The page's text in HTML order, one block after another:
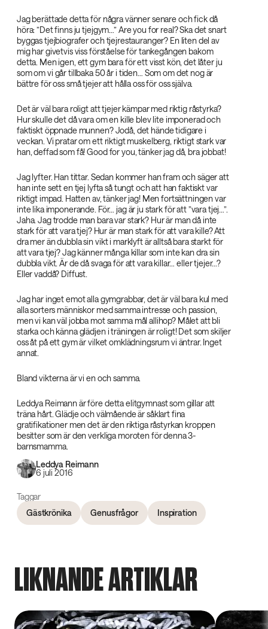
Jag berättade detta för några vänner senare och fick då
höra: ”Det finns ju tjejgym…” Are you for real? Ska det snart
byggas tjejbiografer och tjejrestauranger? En liten del av
mig har givetvis viss förståelse för tankegången bakom
detta. Men igen, ett gym bara för ett visst kön, det låter ju
som om vi går tillbaka 50 år i tiden… Som om det nog är
bättre för oss små tjejer att hålla oss för oss själva.
Det är väl bara roligt att tjejer kämpar med riktig råstyrka?
Hur skulle det då vara om en kille blev lite imponerad och
faktiskt öppnade munnen? Jodå, det hände tidigare i
veckan. Vi pratar om ett riktigt muskelberg, riktigt stark var
han, deffad som få! Good for you, tänker jag då, bra jobbat!
Jag lyfter. Han tittar. Sedan kommer han fram och säger att
han inte sett en tjej lyfta så tungt och att han faktiskt var
riktigt impad. Hatten av, tänker jag! Men fortsättningen var
inte lika imponerande. För… jag är ju stark för att ”vara tjej…”.
Jaha. Jag trodde man bara var stark? Hur är man då inte
stark för att vara tjej? Hur är man stark för att vara kille? Att
dra mer än dubbla sin vikt i marklyft är alltså bara starkt för
att vara tjej? Jag känner många killar som inte kan dra sin
dubbla vikt. Är de då svaga för att vara killar… eller tjejer...?
Eller vaddå? Diffust.
Jag har inget emot alla gymgrabbar, det är väl bara kul med
alla sorters människor med samma intresse och passion,
men vi kan väl jobba mot samma mål allihop? Målet att bli
starka och känna glädjen i träningen är roligt! Det som skiljer
oss åt på ett gym är vilket omklädningsrum vi äntrar. Inget
annat.
Bland vikterna är vi en och samma.
Leddya Reimann är före detta elitgymnast som gillar att
träna hårt. Glädje och välmående är såklart fina
gratifikationer men det är den riktiga råstyrkan kroppen
besitter som är den verkliga moroten för denna 3-
barnsmamma.
Leddya Reimann
6 juli 2016
Taggar
Gästkrönika
Genusfrågor Inspiration
LIKNANDE ARTIKLAR